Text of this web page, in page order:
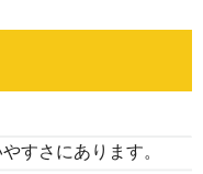
すさにあります。